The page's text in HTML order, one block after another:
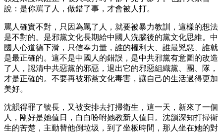
說：是你罵了人，做錯了事，才會被人打。
罵人確實不對，只因為罵了人，就要被暴力教訓，這樣的想法
是不對的。是邪黨文化長期給中國人洗腦後的黨文化思維。中
國人心道德下滑，只信奉力量，誰的權利大、誰最兇惡、誰就
是最正確的。這不是中國人的錯誤，是中共邪黨有意圖的改造
了人，認清中共惡黨的邪惡，退出它的邪惡組織黨、團、隊，
才是正確的。不要再被邪黨文化毒害，讓自己的生活過得更加
美好。
沈韻得罪了號長，又被安排去打掃衛生，這一天，新來了一個
人，剛好是她值日，白白吩咐她教新人值日。沈韻深知打掃衛
生的苦楚，主動替他倒垃圾，到了坐板時間，那人坐在她的對